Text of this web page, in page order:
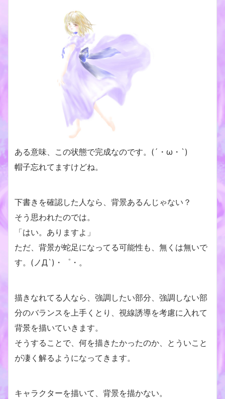
ある意味、この状態で完成なのです。(´・ω・`)
帽子忘れてますけどね。
下書きを確認した人なら、背景あるんじゃない？
そう思われたのでは。
「はい。ありますよ」
ただ、背景が蛇足になってる可能性も、無くは無いで
す。(ノД`)・゜・。
描きなれてる人なら、強調したい部分、強調しない部
分のバランスを上手くとり、視線誘導を考慮に入れて
背景を描いていきます。
そうすることで、何を描きたかったのか、とういこと
が凄く解るようになってきます。
キャラクターを描いて、背景を描かない。